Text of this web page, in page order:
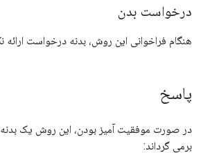
درخواست بدن
هنگام فراخوانی این روش، بدنه درخواست ارائه
پاسخ
در صورت موفقیت آمیز بودن، این روش یک بدنه
برمی گرداند: